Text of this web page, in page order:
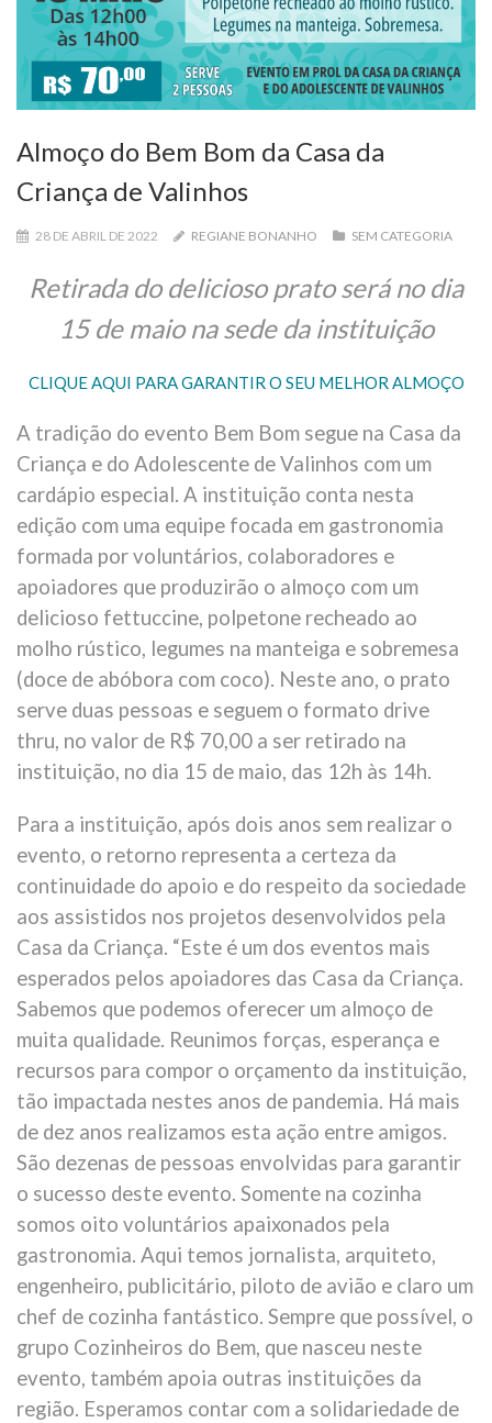
Almoço do Bem Bom da Casa da
Criança de Valinhos
28 DE ABRIL DE 2022 REGIANE BONANHO SEM CATEGORIA
Retirada do delicioso prato será no dia
15 de maio na sede da instituição
CLIQUE AQUI PARA GARANTIR O SEU MELHOR ALMOÇO
A tradição do evento Bem Bom segue na Casa da
Criança e do Adolescente de Valinhos com um
cardápio especial. A instituição conta nesta
edição com uma equipe focada em gastronomia
formada por voluntários, colaboradores e
apoiadores que produzirão o almoço com um
delicioso fettuccine, polpetone recheado ao
molho rústico, legumes na manteiga e sobremesa
(doce de abóbora com coco). Neste ano, o prato
serve duas pessoas e seguem o formato drive
thru, no valor de R$ 70,00 a ser retirado na
instituição, no dia 15 de maio, das 12h às 14h.
Para a instituição, após dois anos sem realizar o
evento, o retorno representa a certeza da
continuidade do apoio e do respeito da sociedade
aos assistidos nos projetos desenvolvidos pela
Casa da Criança. “Este é um dos eventos mais
esperados pelos apoiadores das Casa da Criança.
Sabemos que podemos oferecer um almoço de
muita qualidade. Reunimos forças, esperança e
recursos para compor o orçamento da instituição,
tão impactada nestes anos de pandemia. Há mais
de dez anos realizamos esta ação entre amigos.
São dezenas de pessoas envolvidas para garantir
o sucesso deste evento. Somente na cozinha
somos oito voluntários apaixonados pela
gastronomia. Aqui temos jornalista, arquiteto,
engenheiro, publicitário, piloto de avião e claro um
chef de cozinha fantástico. Sempre que possível, o
grupo Cozinheiros do Bem, que nasceu neste
evento, também apoia outras instituições da
região. Esperamos contar com a solidariedade de